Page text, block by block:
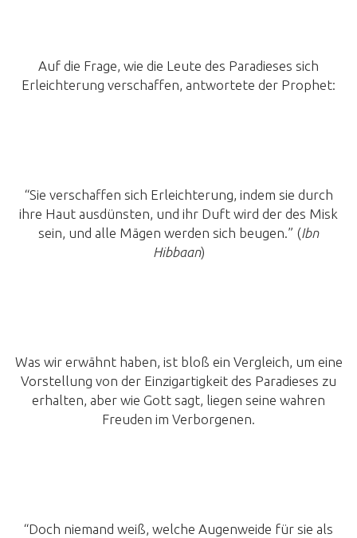
Auf die Frage, wie die Leute des Paradieses sich
Erleichterung verschaffen, antwortete der Prophet:
“Sie verschaffen sich Erleichterung, indem sie durch
ihre Haut ausdünsten, und ihr Duft wird der des Misk
sein, und alle Mägen werden sich beugen.” (Ibn
Hibbaan)
Was wir erwähnt haben, ist bloß ein Vergleich, um eine
Vorstellung von der Einzigartigkeit des Paradieses zu
erhalten, aber wie Gott sagt, liegen seine wahren
Freuden im Verborgenen.
“Doch niemand weiß, welche Augenweide für sie als